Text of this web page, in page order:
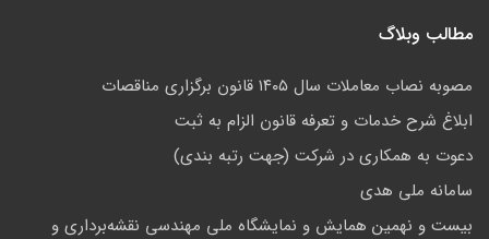
مطالب وبلاگ
مصوبه نصاب معاملات سال ۱۴۰۵ قانون برگزاری مناقصات
ابلاغ شرح خدمات و تعرفه قانون الزام به ثبت
دعوت به همکاری در شرکت (جهت رتبه بندی)
سامانه ملی هدی
بیست و نهمین همایش و نمایشگاه ملی مهندسی نقشه‌برداری و